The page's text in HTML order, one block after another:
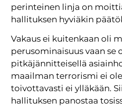
perinteinen linja on
hallituksen hyviäkin
Vakaus ei kuitenkaan oli
perusominaisuus vaan se
pitkäjännitteisellä
maailman terrorismi ei
toivottavasti ei ylläkään.
hallituksen panostaa